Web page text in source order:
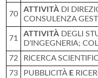
70
ATTIVITÀ DI
CONSULENZA
71
ATTIVITÀ DEGLI
D'INGEGNERIA;
72
RICERCA
73
PUBBLICITÀ E